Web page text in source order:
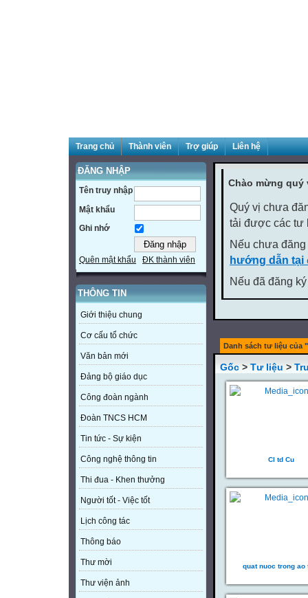
Trang chủ Thành viên Trợ giúp Liên hệ
ĐĂNG NHẬP
Tên truy nhập
Mật khẩu
Ghi nhớ
Quên mật khẩu ĐK thành viên
THÔNG TIN
Giới thiệu chung
Cơ cấu tổ chức
Văn bản mới
Đảng bộ giáo dục
Công đoàn ngành
Đoàn TNCS HCM
Tin tức - Sự kiện
Công nghệ thông tin
Thi đua - Khen thưởng
Người tốt - Việc tốt
Lịch công tác
Thông báo
Thư mời
Thư viện ảnh
Chào mừng
Quý vị chưa
tải được các tư
Nếu chưa
hướng dẫn tại
Nếu đã đăng
Danh sách tư liệu của
Gốc > Tư liệu >
Cl td Cu
quat nuoc trong ao